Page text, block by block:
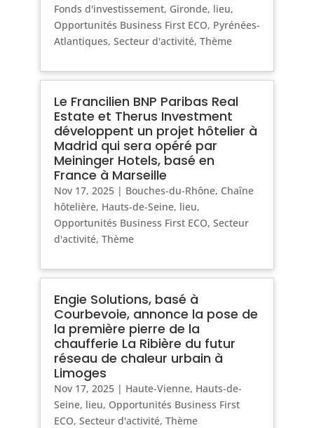
Fonds d'investissement, Gironde, lieu,
Opportunités Business First ECO, Pyrénées-
Atlantiques, Secteur d'activité, Thème
Le Francilien BNP Paribas Real
Estate et Therus Investment
développent un projet hôtelier à
Madrid qui sera opéré par
Meininger Hotels, basé en
France à Marseille
Nov 17, 2025| Bouches-du-Rhône, Chaîne
hôtelière, Hauts-de-Seine, lieu,
Opportunités Business First ECO, Secteur
d'activité, Thème
Engie Solutions, basé à
Courbevoie, annonce la pose de
la première pierre de la
chaufferie La Ribière du futur
réseau de chaleur urbain à
Limoges
Nov 17, 2025| Haute-Vienne, Hauts-de-
Seine, lieu, Opportunités Business First
ECO, Secteur d'activité, Thème